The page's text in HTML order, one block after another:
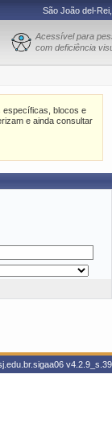
São João del-
Acessível para
com deficiência
específicas, blocos e
e ainda consultar